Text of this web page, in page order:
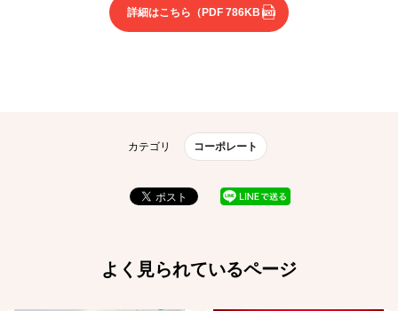
詳細はこちら （PDF 786KB）
カテゴリ コーポレート
よく見られているページ